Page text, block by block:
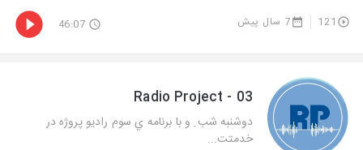
121 7 سال پیش 46:07
Radio Project - 03
دوشنبه شب ِ و با برنامه ي سوم راديو پروژه در
خدمتت...